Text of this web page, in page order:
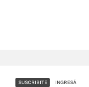
SUSCRIBITE INGRESÁ